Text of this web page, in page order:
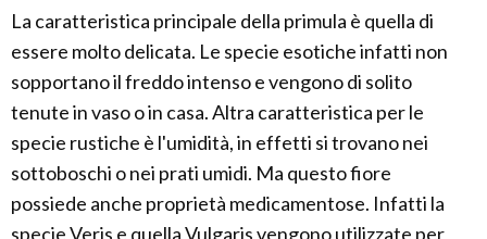
La caratteristica principale della primula è quella di
essere molto delicata. Le specie esotiche infatti non
sopportano il freddo intenso e vengono di solito
tenute in vaso o in casa. Altra caratteristica per le
specie rustiche è l'umidità, in effetti si trovano nei
sottoboschi o nei prati umidi. Ma questo fiore
possiede anche proprietà medicamentose. Infatti la
specie Veris e quella Vulgaris vengono utilizzate per